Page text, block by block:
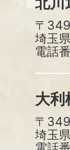
〒
埼玉
電話
大利
〒
埼玉